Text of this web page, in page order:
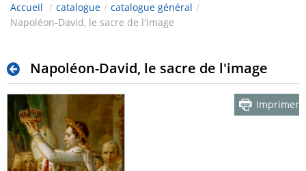
Accueil / catalogue / catalogue général /
Napoléon-David, le sacre de l'image
Napoléon-David, le sacre de l'image
Imprimer